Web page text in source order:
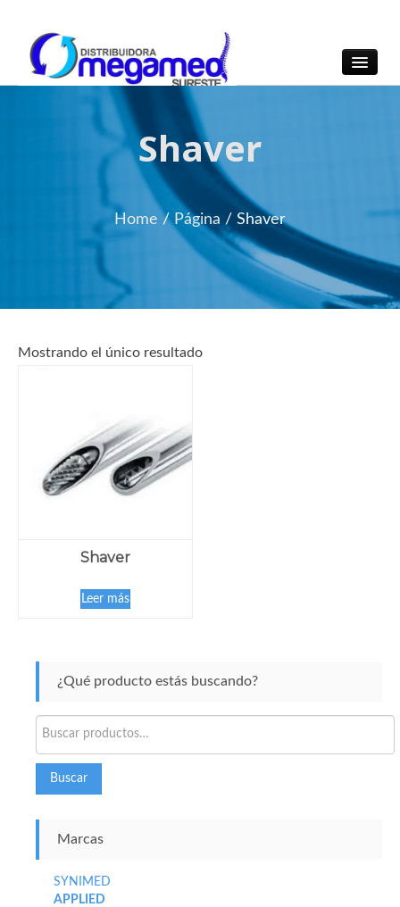
OmegaMed Sureste
OmegaMed Sureste
Shaver
Home / Página / Shaver
Mostrando el único resultado
Shaver
Leer más
¿Qué producto estás buscando?
por:
Buscar
Marcas
SYNIMED
APPLIED